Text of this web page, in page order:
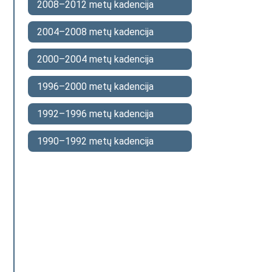
2008–2012 metų kadencija
2004–2008 metų kadencija
2000–2004 metų kadencija
1996–2000 metų kadencija
1992–1996 metų kadencija
1990–1992 metų kadencija